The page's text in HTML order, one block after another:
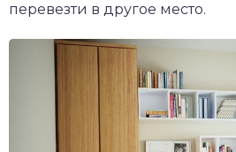
перевезти в другое место.